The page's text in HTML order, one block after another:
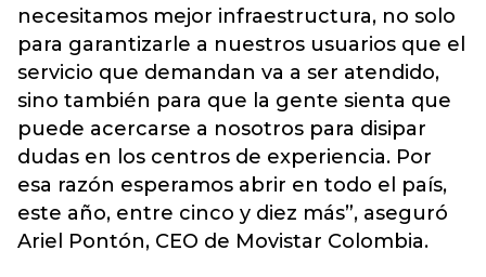
necesitamos mejor infraestructura, no solo
para garantizarle a nuestros usuarios que el
servicio que demandan va a ser atendido,
sino también para que la gente sienta que
puede acercarse a nosotros para disipar
dudas en los centros de experiencia. Por
esa razón esperamos abrir en todo el país,
este año, entre cinco y diez más”, aseguró
Ariel Pontón, CEO de Movistar Colombia.